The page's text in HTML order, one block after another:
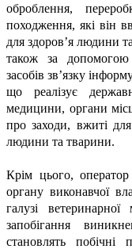
оброблення,
походження, які він
для здоров’я людини
також за допомогою
засобів зв’язку
що реалізує
медицини, органи
про заходи, вжиті
людини та тварини.
Крім цього,
органу виконавчої
галузі
запобігання
становлять побічні